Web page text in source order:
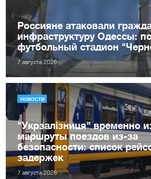
Россияне атаковали
инфраструктуру Одессы:
футбольный стадион
7 августа 2026
НОВОСТИ
"Укрзалізниця" временно
маршруты поездов из-за
безопасности: список
задержек
7 августа 2026